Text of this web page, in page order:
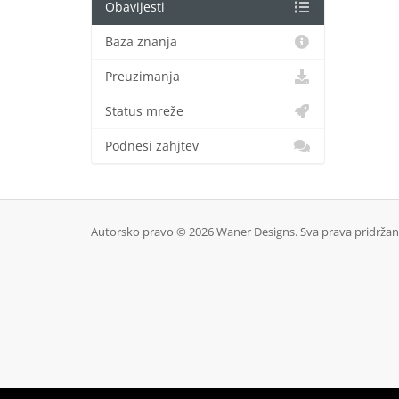
Obavijesti
Baza znanja
Preuzimanja
Status mreže
Podnesi zahjtev
Autorsko pravo © 2026 Waner Designs. Sva prava